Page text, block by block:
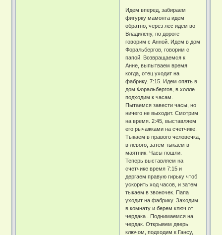
Идем вперед, забираем
фигурку мамонта идем
обратно, через лес идем во
Владилену, по дороге
говорим с Анной. Идем в дом
Форальбергов, говорим с
папой. Возвращаемся к
Анне, выпытваем время
когда, отец уходит на
фабрику. 7:15. Идем опять в
дом Форальбергов, в холле
подходим к часам.
Пытаемся завести часы, но
ничего не выходит. Смотрим
на время. 2:45, выставляем
его рычажками на счетчике.
Тыкаем в правого человечка,
в левого, затем тыкаем в
маятник. Часы пошли.
Теперь выставляем на
счетчике время 7:15 и
дергаем правую гирьку чтоб
ускорить ход часов, и затем
тыкаем в звоночек. Папа
уходит на фабрику. Заходим
в комнату и берем ключ от
чердака . Поднимаемся на
чердак. Открывем дверь
ключом, подходим к Гансу,